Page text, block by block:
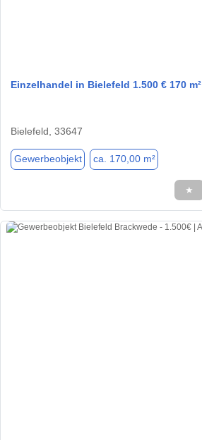
Einzelhandel in Bielefeld 1.500 € 170 m²
Bielefeld, 33647
Gewerbeobjekt ca. 170,00 m²
★